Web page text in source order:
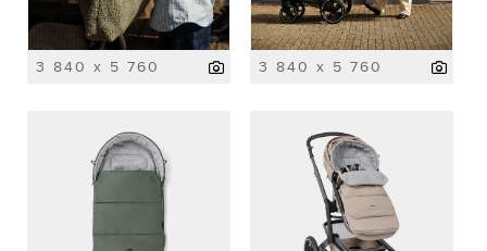
3 840 x 5 760 3 840 x 5 760